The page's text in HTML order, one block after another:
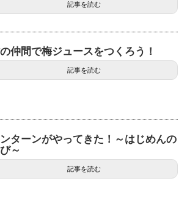
記事を読む
仲間で梅ジュースをつくろう！
記事を読む
ターンがやってきた！～はじめんの
～
記事を読む